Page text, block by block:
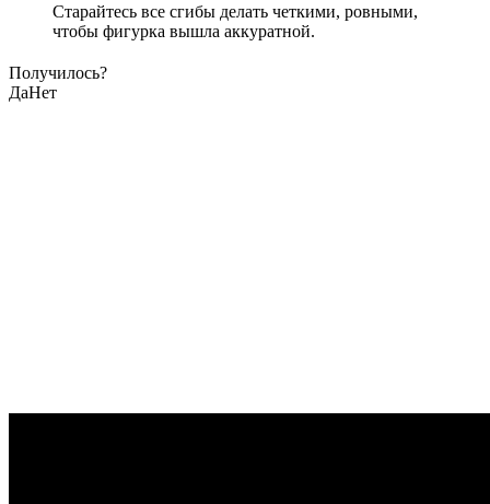
Старайтесь все сгибы делать четкими, ровными,
чтобы фигурка вышла аккуратной.
Получилось?
ДаНет